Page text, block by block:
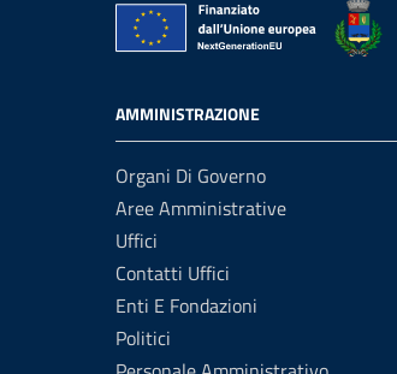
AMMINISTRAZIONE
Organi Di Governo
Aree Amministrative
Uffici
Contatti Uffici
Enti E Fondazioni
Politici